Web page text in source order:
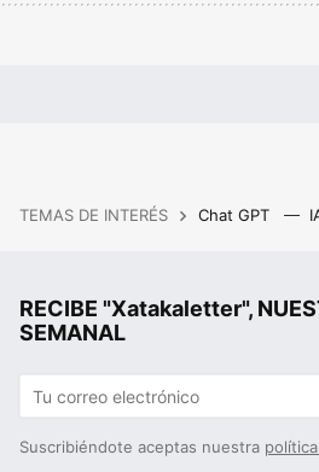
TEMAS DE INTERÉS Chat GPT
RECIBE "Xatakaletter",
SEMANAL
Suscribiéndote aceptas nuestra